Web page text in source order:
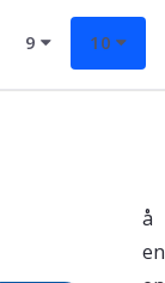
9 10
å
en